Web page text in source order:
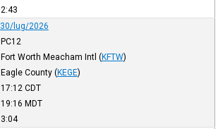
2:43
30/lug/2026
PC12
Fort Worth Meacham Intl (KFTW)
Eagle County (KEGE)
17:12 CDT
19:16 MDT
3:04